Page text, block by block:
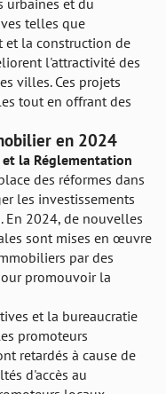
urbaines et du
telles que
et la construction de
l'attractivité des
villes. Ces projets
tout en offrant des
en 2024
la Réglementation
des réformes dans
les investissements
En 2024, de nouvelles
sont mises en œuvre
par des
promouvoir la
et la bureaucratie
promoteurs
retardés à cause de
d'accès au